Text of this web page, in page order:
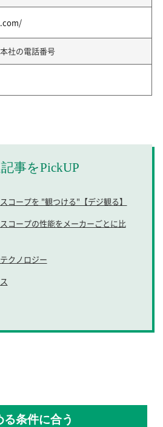
本社の電話番号
事をPickUP
コープを "観つける"【デジ観る】
コープの性能をメーカーごとに比
クノロジー
る条件に合う